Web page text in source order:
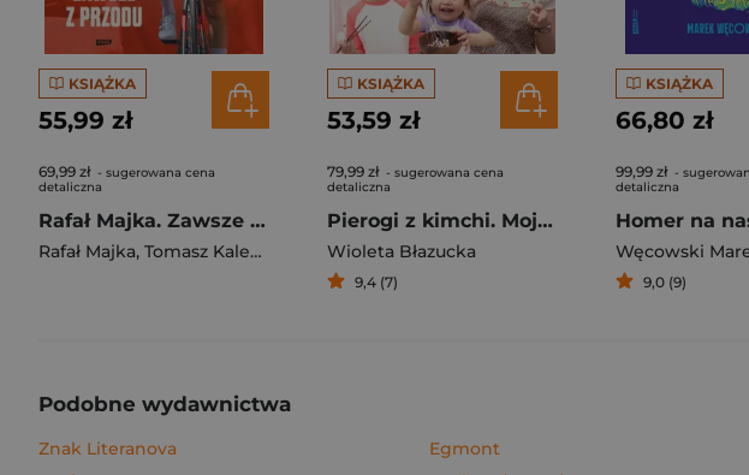
KSIĄŻKA
55,99 zł
69,99 zł - sugerowana cena
detaliczna
Rafał Majka. Zawsze z przodu. Rozmawia Tomasz Kalemba - książka z autografem
Rafał Majka, Tomasz Kalemba
KSIĄŻKA
53,59 zł
79,99 zł - sugerowana cena
detaliczna
Pierogi z kimchi. Moje ulubione azjatyckie przepisy
Wioleta Błazucka
9,4 (7)
KSIĄŻKA
66,80 zł
99,99 zł -
detaliczna
Homer na
Węcowski
9,0 (9)
Podobne wydawnictwa
Znak Literanova
Egmont